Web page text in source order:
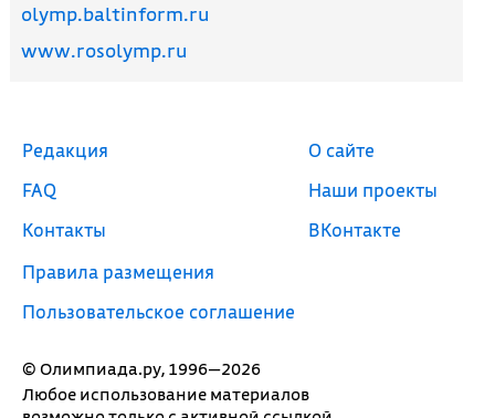
olymp.baltinform.ru
www.rosolymp.ru
© Олимпиада.ру, 1996—2026
Любое использование материалов
Редакция
FAQ
Контакты
Правила размещения
Пользовательское соглашение
О сайте
Наши проекты
ВКонтакте